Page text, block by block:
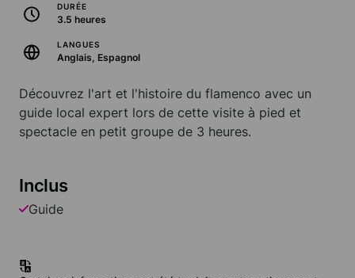
DURÉE
3.5 heures
LANGUES
Anglais, Espagnol
Découvrez l'art et l'histoire du flamenco avec un
guide local expert lors de cette visite à pied et
spectacle en petit groupe de 3 heures.
Inclus
Guide